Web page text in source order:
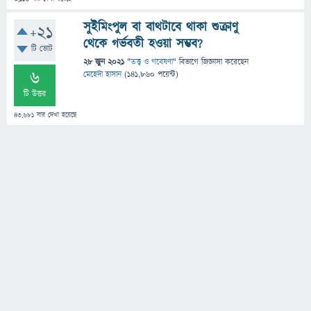
+21
টি ভোট
6
টি উত্তর
43,681 বার দেখা হয়েছে
সুইমিংপুল বা বাথটাবে থাকা শুক্রাণু
থেকে গর্ভবতী হওয়া সম্ভব?
28 জুন 2021 "তত্ত্ব ও গবেষণা" বিভাগে জিজ্ঞাসাকরেছেন
মেহেদী হাসান (141,860 পয়েন্ট)